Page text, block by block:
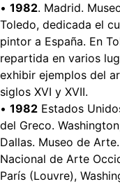
• 1982. Madrid.
Toledo, dedicada el
pintor a España. En
repartida en varios
exhibir ejemplos del
siglos XVI y XVII.
• 1982 Estados
del Greco.
Dallas. Museo de
Nacional de Arte
París (Louvre),